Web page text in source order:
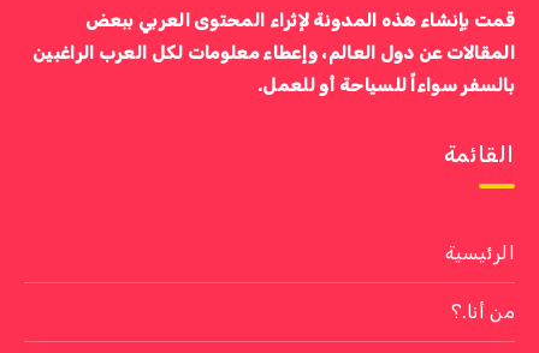
قمت بإنشاء هذه المدونة لإثراء المحتوى العربي ببعض
المقالات عن دول العالم، وإعطاء معلومات لكل العرب الراغبين
بالسفر سواءاً للسياحة أو للعمل.
القائمة
الرئيسية
من أنا.؟